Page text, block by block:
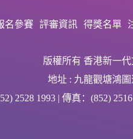
名參賽 評審資訊 得獎名單
版權所有 香港新一
地址 : 九龍觀塘鴻
2528 1993 | 傳真：(852)